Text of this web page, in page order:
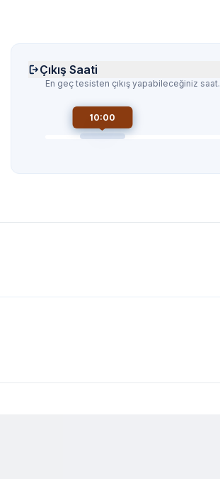
Çıkış Saati
En geç tesisten çıkış yapabileceğiniz saat.
10:00